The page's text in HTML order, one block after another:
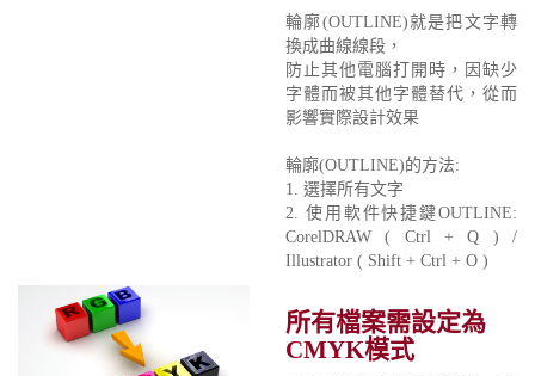
輪廓(OUTLINE)就是把文字轉
換成曲線線段，
防止其他電腦打開時，因缺少
字體而被其他字體替代，從而
影響實際設計效果
輪廓(OUTLINE)的方法:
1. 選擇所有文字
2. 使用軟件快捷鍵OUTLINE:
CorelDRAW ( Ctrl + Q ) /
Illustrator ( Shift + Ctrl + O )
所有檔案需設定為
CMYK模式